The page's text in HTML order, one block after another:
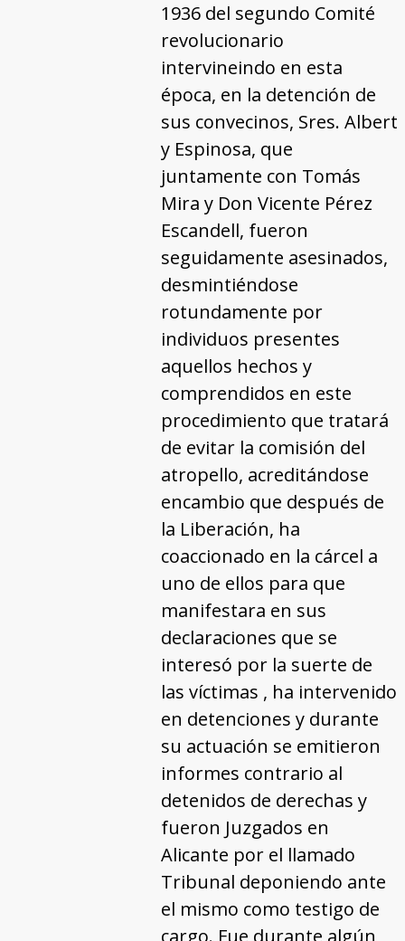
1936 del segundo Comité
revolucionario
intervineindo en esta
época, en la detención de
sus convecinos, Sres. Albert
y Espinosa, que
juntamente con Tomás
Mira y Don Vicente Pérez
Escandell, fueron
seguidamente asesinados,
desmintiéndose
rotundamente por
individuos presentes
aquellos hechos y
comprendidos en este
procedimiento que tratará
de evitar la comisión del
atropello, acreditándose
encambio que después de
la Liberación, ha
coaccionado en la cárcel a
uno de ellos para que
manifestara en sus
declaraciones que se
interesó por la suerte de
las víctimas , ha intervenido
en detenciones y durante
su actuación se emitieron
informes contrario al
detenidos de derechas y
fueron Juzgados en
Alicante por el llamado
Tribunal deponiendo ante
el mismo como testigo de
cargo. Fue durante algún